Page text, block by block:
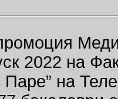
2022 на
Паре” на